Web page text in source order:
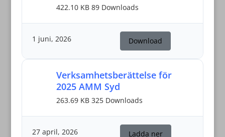
422.10 KB 89 Downloads
1 juni, 2026 Download
Verksamhetsberättelse för
2025 AMM Syd
263.69 KB 325 Downloads
27 april, 2026 Ladda ner